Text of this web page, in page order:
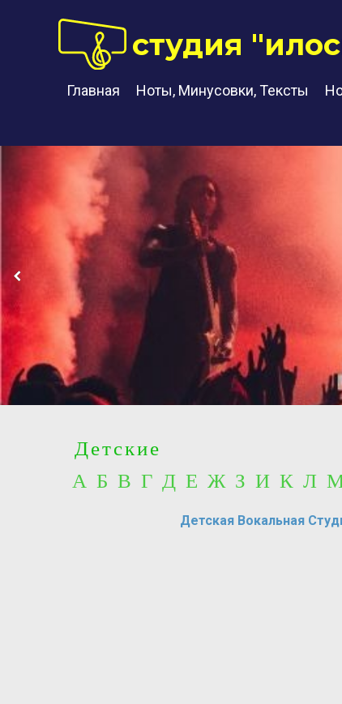
Главная Ноты, Минусовки, Тексты
студия
А Б В Г Д Е Ж З И К Л
Детские
Детская Вокальная